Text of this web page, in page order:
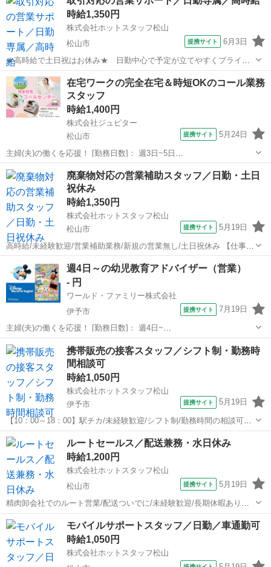
———————————————————— ◆◆ お仕事内容
◆◆ —————————————————...
時給1,350円
株式会社ホットスタッフ松山
松山市
提携サイト 6月3日
★高時給で土日祝はお休み★ 日勤中心で予定が立てやすくプライベ
ート重視の方に最適♪ 【仕事内容】
———————————————————— ◆◆ お仕事内容
愛媛 松山市 営業
在宅ワークの完全在宅＆時短OKのコール業務
スタッフ
時給1,400円
株式会社ジュピター
松山市
提携サイト 5月24日
主婦(夫)の働くを応援！ [勤務日数]： 週3日~5日
09:00~13:00/09:00~15:00/10:00~14:00/12:00~16:00/13:00~19:00 月/
火/水/木/金 などから選べます [勤務...
愛媛 松山市 営業
廃棄物対応の営業補助スタッフ／日勤・土日
祝休み
時給1,350円
株式会社ホットスタッフ松山
松山市
提携サイト 5月19日
高時給/未経験歓迎/営業補助業務/新規の営業無し/土日祝休み 【仕事内
容】 ———————————————————— ◆◆ お仕事内
容 ◆◆ ———————————————————— ☆営業補助業務
☆ -----...
松山市 営業
週4日～の幼児教育アドバイザー（営業）
- 円
ワールド・ファミリー株式会社
伊予市
提携サイト 7月19日
主婦(夫)の働くを応援！ [勤務日数]： 週4日~
10:00~17:00/10:00~16:00/10:00~15:00/09:30~14:00 [勤務地・最寄
駅]： 愛媛県伊予市 ※勤務エリア選択可 ワールド・ファ...
愛媛 伊予市 営業
携帯販売の接客スタッフ／シフト制・勤務時
間相談可
時給1,050円
株式会社ホットスタッフ松山
伊予市
提携サイト 5月19日
【10：00～18：00】駅チカ/未経験歓迎/シフト制/勤務時間の相談可能/
正社員登用のチャンスあり 【仕事内容】
———————————————————— ◆◆ お仕事内容
◆◆ ———————————————————...
愛媛 営業
ルートセールス／配送兼務・水日休み
時給1,200円
株式会社ホットスタッフ松山
松山市
提携サイト 5月19日
精肉卸会社でのルート営業/配送ついでに/未経験歓迎/長期休暇あり
【仕事内容】 ———————————————————— ◆◆ お
仕事内容 ◆◆ ———————————————————— 精肉卸会
社でのルート営業！ ...
愛媛 営業
モバイルサポートスタッフ／日勤／車通勤可
時給1,050円
株式会社ホットスタッフ松山